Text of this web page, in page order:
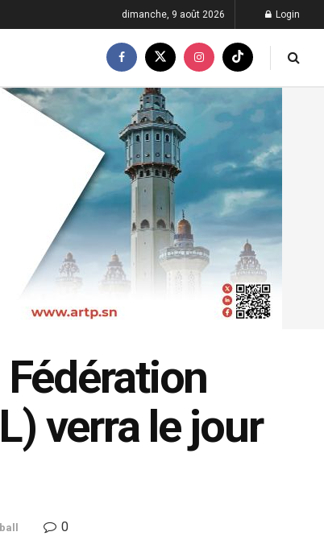
dimanche, 9 août 2026 Login
verra le jour
0